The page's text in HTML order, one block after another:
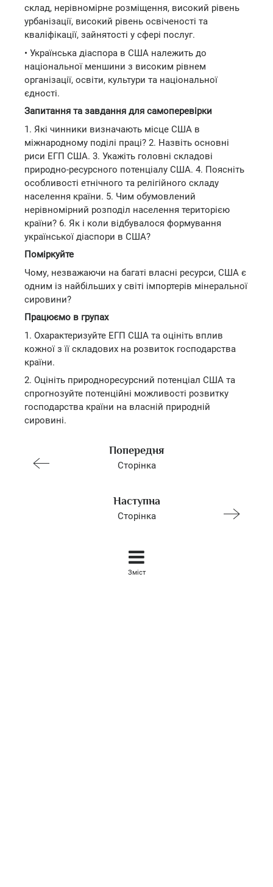
склад, нерівномірне розміщення, високий рівень
урбанізації, високий рівень освіченості та
кваліфікації, зайнятості у сфері послуг.
• Українська діаспора в США належить до
національної меншини з високим рівнем
організації, освіти, культури та національної
єдності.
Запитання та завдання для самоперевірки
1. Які чинники визначають місце США в
міжнародному поділі праці? 2. Назвіть основні
риси ЕГП США. 3. Укажіть головні складові
природно-ресурсного потенціалу США. 4. Поясніть
особливості етнічного та релігійного складу
населення країни. 5. Чим обумовлений
нерівномірний розподіл населення територією
країни? 6. Як і коли відбувалося формування
української діаспори в США?
Поміркуйте
Чому, незважаючи на багаті власні ресурси, США є
одним із найбільших у світі імпортерів мінеральної
сировини?
Працюємо в групах
1. Охарактеризуйте ЕГП США та оцініть вплив
кожної з її складових на розвиток господарства
країни.
2. Оцініть природноресурсний потенціал США та
спрогнозуйте потенційні можливості розвитку
господарства країни на власній природній
сировині.
Попередня
Сторінка
Наступна
Сторінка
Зміст